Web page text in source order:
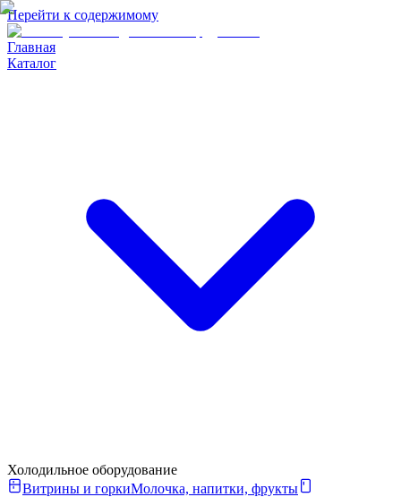
Перейти к содержимому
Главная
Каталог
Холодильное оборудование
Витрины и горкиМолочка, напитки, фрукты